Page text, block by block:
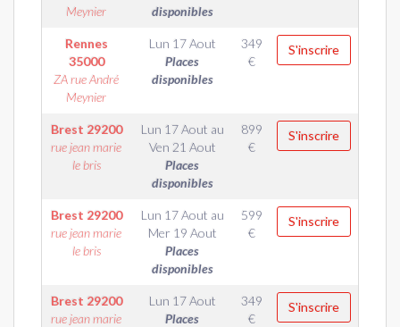
Meynier
disponibles
Rennes
35000
ZA rue André
Meynier
Lun 17 Aout
Places
disponibles
349
€
S'inscrire
Brest 29200
rue jean marie
le bris
Lun 17 Aout au
Ven 21 Aout
Places
disponibles
899
€
S'inscrire
Brest 29200
rue jean marie
le bris
Lun 17 Aout au
Mer 19 Aout
Places
disponibles
599
€
S'inscrire
Brest 29200
rue jean marie
Lun 17 Aout
Places
349
€
S'inscrire